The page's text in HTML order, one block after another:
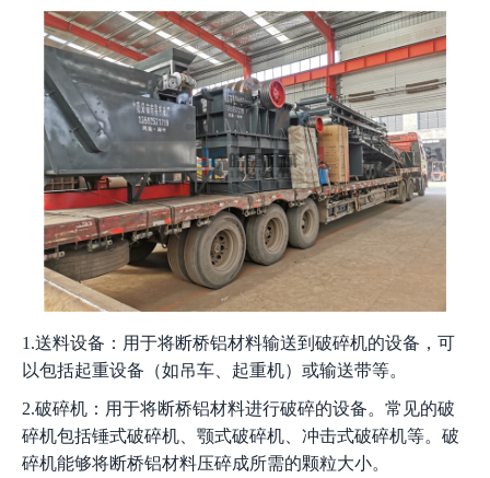
1.送料设备：用于将断桥铝材料输送到破碎机的设备，可
以包括起重设备（如吊车、起重机）或输送带等。
2.破碎机：用于将断桥铝材料进行破碎的设备。常见的破
碎机包括锤式破碎机、颚式破碎机、冲击式破碎机等。破
碎机能够将断桥铝材料压碎成所需的颗粒大小。